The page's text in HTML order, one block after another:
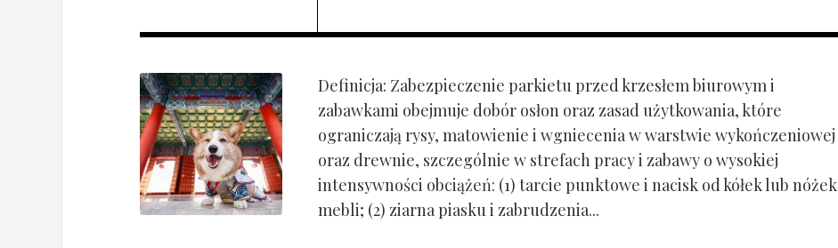
Definicja: Zabezpieczenie parkietu przed krzesłem biurowym i
zabawkami obejmuje dobór osłon oraz zasad użytkowania, które
ograniczają rysy, matowienie i wgniecenia w warstwie wykończeniowej
oraz drewnie, szczególnie w strefach pracy i zabawy o wysokiej
intensywności obciążeń: (1) tarcie punktowe i nacisk od kółek lub nóżek
mebli; (2) ziarna piasku i zabrudzenia...